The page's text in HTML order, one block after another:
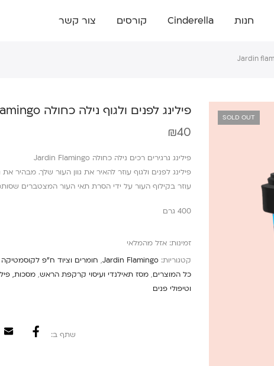
חנות Cinderella קורסים צור קשר
SOLD OUT
פילינג לפנים ולגוף נילה כחולה Jardin Flamingo
₪40
פילינג גרגירים רכים נילה כחולה Jardin Flamingo
פילינג לפנים ולגוף עוזר להאיר את גוון העור שלך. מבהיר את
עוזר בקילוף העור על ידי הסרת תאי העור המצטברים
400 גרם
זמינות: אזל מהמלאי
קטגוריות: Jardin Flamingo
, חומרים וציוד ח"פ לקוסמטיקה
כל המוצרים, מסז תאילנדי ועיסוי קרקפת הראש, מסכות,
וטיפולי פנים
שתף ב: